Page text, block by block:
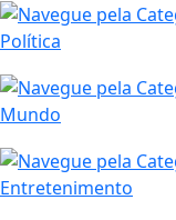
Política
Mundo
Entretenimento